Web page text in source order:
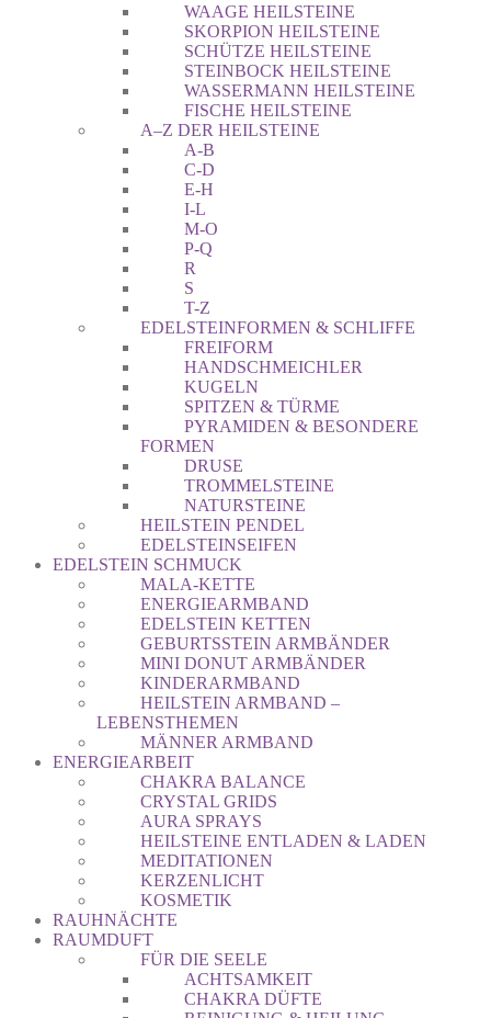
WAAGE HEILSTEINE
SKORPION HEILSTEINE
SCHÜTZE HEILSTEINE
STEINBOCK HEILSTEINE
WASSERMANN HEILSTEINE
FISCHE HEILSTEINE
A–Z DER HEILSTEINE
A-B
C-D
E-H
I-L
M-O
P-Q
R
S
T-Z
EDELSTEINFORMEN & SCHLIFFE
FREIFORM
HANDSCHMEICHLER
KUGELN
SPITZEN & TÜRME
PYRAMIDEN & BESONDERE
FORMEN
DRUSE
TROMMELSTEINE
NATURSTEINE
HEILSTEIN PENDEL
EDELSTEINSEIFEN
EDELSTEIN SCHMUCK
MALA-KETTE
ENERGIEARMBAND
EDELSTEIN KETTEN
GEBURTSSTEIN ARMBÄNDER
MINI DONUT ARMBÄNDER
KINDERARMBAND
HEILSTEIN ARMBAND –
LEBENSTHEMEN
MÄNNER ARMBAND
ENERGIEARBEIT
CHAKRA BALANCE
CRYSTAL GRIDS
AURA SPRAYS
HEILSTEINE ENTLADEN & LADEN
MEDITATIONEN
KERZENLICHT
KOSMETIK
RAUHNÄCHTE
RAUMDUFT
FÜR DIE SEELE
ACHTSAMKEIT
CHAKRA DÜFTE